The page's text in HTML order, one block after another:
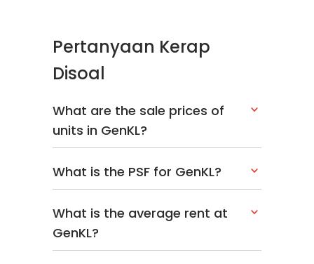
Pertanyaan Kerap
Disoal
What are the sale prices of
units in GenKL?
What is the PSF for GenKL?
What is the average rent at
GenKL?